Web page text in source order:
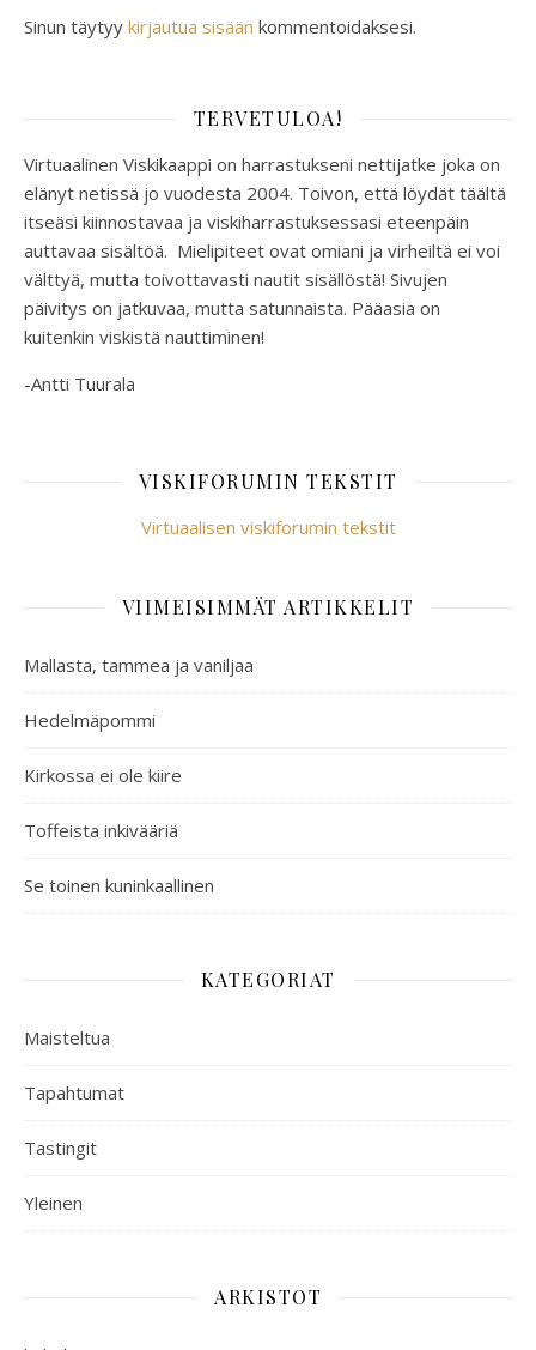
Sinun täytyy kirjautua sisään kommentoidaksesi.
TERVETULOA!
Virtuaalinen Viskikaappi on harrastukseni nettijatke joka on
elänyt netissä jo vuodesta 2004. Toivon, että löydät täältä
itseäsi kiinnostavaa ja viskiharrastuksessasi eteenpäin
auttavaa sisältöä. Mielipiteet ovat omiani ja virheiltä ei voi
välttyä, mutta toivottavasti nautit sisällöstä! Sivujen
päivitys on jatkuvaa, mutta satunnaista. Pääasia on
kuitenkin viskistä nauttiminen!
-Antti Tuurala
VISKIFORUMIN TEKSTIT
Virtuaalisen viskiforumin tekstit
VIIMEISIMMÄT ARTIKKELIT
Mallasta, tammea ja vaniljaa
Hedelmäpommi
Kirkossa ei ole kiire
Toffeista inkivääriä
Se toinen kuninkaallinen
KATEGORIAT
Maisteltua
Tapahtumat
Tastingit
Yleinen
ARKISTOT